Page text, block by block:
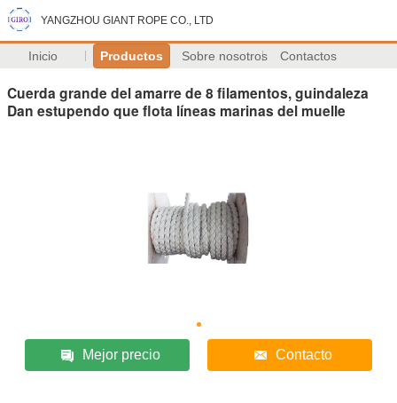
YANGZHOU GIANT ROPE CO., LTD
Inicio Productos Sobre nosotros Contactos
Cuerda grande del amarre de 8 filamentos, guindaleza
Dan estupendo que flota líneas marinas del muelle
Mejor precio Contacto